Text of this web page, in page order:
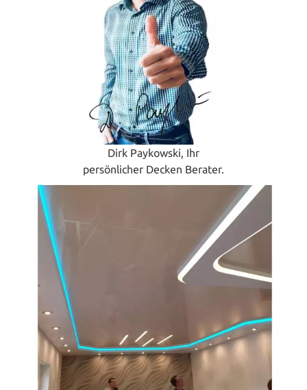
Dirk Paykowski, Ihr
persönlicher Decken Berater.